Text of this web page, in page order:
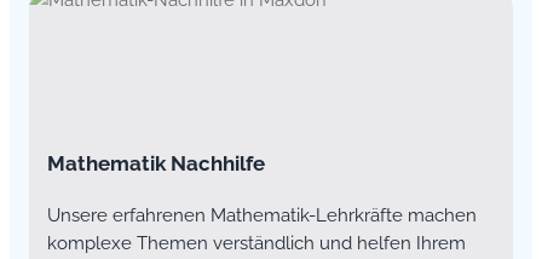
Mathematik Nachhilfe
Unsere erfahrenen Mathematik-Lehrkräfte machen
komplexe Themen verständlich und helfen Ihrem